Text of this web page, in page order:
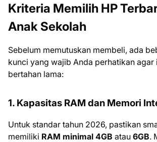
Kriteria Memilih HP
Anak Sekolah
Sebelum memutuskan membeli, ada
kunci yang wajib Anda perhatikan agar
bertahan lama:
1. Kapasitas RAM dan Memori
Untuk standar tahun 2026, pastikan
memiliki RAM minimal 4GB atau 6GB.